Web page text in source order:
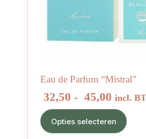
Eau de Parfum “Mistral”
32,50 - 45,00
€ 32,50
tot
€ 45,00
incl.
Opties selecteren